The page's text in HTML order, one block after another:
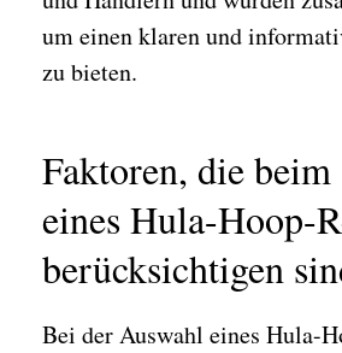
um einen klaren und
zu bieten.
Faktoren, die
eines Hula-Hoop-
berücksichtigen
Bei der Auswahl eines Hula-